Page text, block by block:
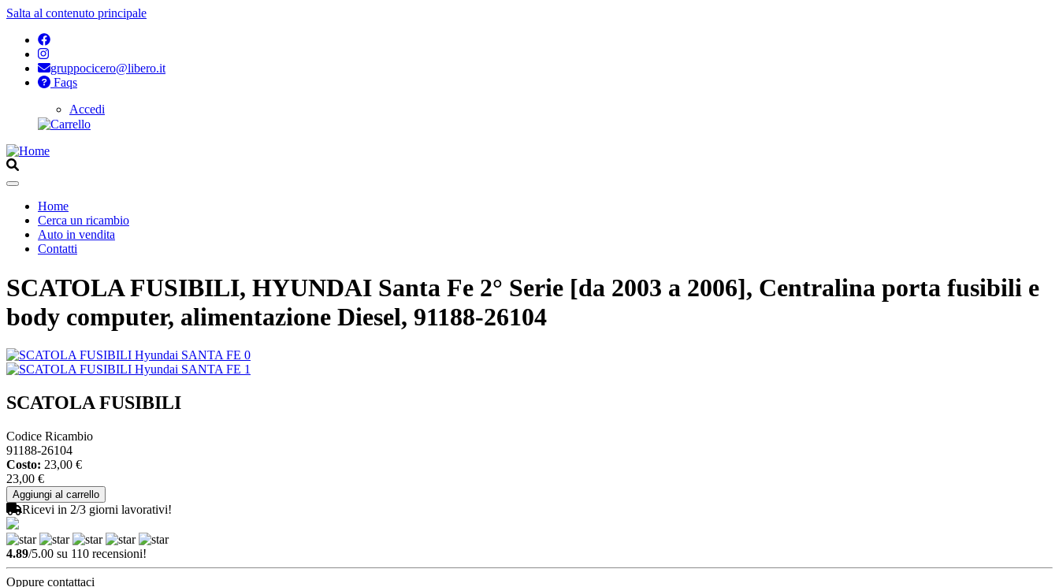
Salta al contenuto principale
gruppocicero@libero.it
Faqs
Accedi
Opzioni
di
per
Aperto
Navigazione
principale
Home
Cerca un ricambio
Auto in vendita
Contatti
SCATOLA FUSIBILI, HYUNDAI Santa Fe 2° Serie [da 2003 a 2006], Centralina porta fusibili e
body computer, alimentazione Diesel, 91188-26104
SCATOLA FUSIBILI
Codice Ricambio
91188-26104
Costo: 23,00 €
23,00 €
Ricevi in 2/3 giorni lavorativi!
4.89/5.00 su 110 recensioni!
Oppure contattaci